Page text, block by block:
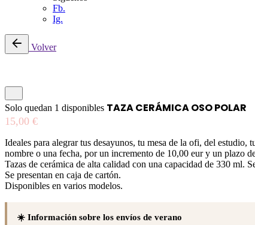
Fb.
Ig.
Saltar
Volver
Solo quedan 1 disponibles TAZA CERÁMICA OSO POLAR
15,00 €
Ideales para alegrar tus desayunos, tu mesa de la ofi, del
nombre o una fecha, por un incremento de 10,00 eur y un plazo
Tazas de cerámica de alta calidad con una capacidad de 330 ml.
Se presentan en caja de cartón.
Disponibles en varios modelos.
☀️ Información sobre los envíos de verano